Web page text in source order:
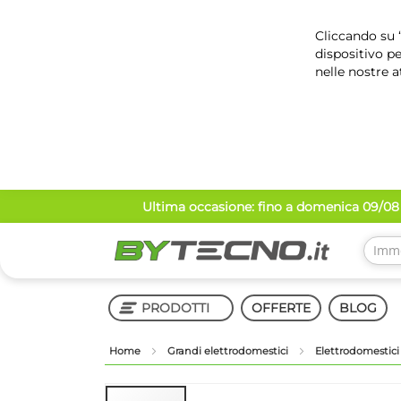
Cliccando su
dispositivo
nelle nostre
contenuto
Ultima occasione: fino a domenica 09/
PRODOTTI
Shop in Shop
OFFERTE BLOG
Home Grandi elettrodomestici Elettrodomestici
Vai